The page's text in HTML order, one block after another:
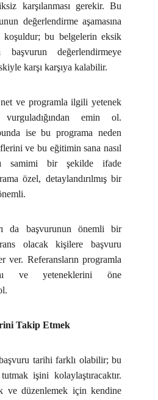
karşılanması gerekir. Bu
değerlendirme aşamasına
bu belgelerin eksik
başvurun değerlendirmeye
karşı karşıya kalabilir.
ve programla ilgili yetenek
emin ol.
ise bu programa neden
ve bu eğitimin sana nasıl
samimi bir şekilde ifade
özel, detaylandırılmış bir
da başvurunun önemli bir
olacak kişilere başvuru
ver. Referansların programla
ve yeteneklerini öne
Takip Etmek
tarihi farklı olabilir; bu
işini kolaylaştıracaktır.
ve düzenlemek için kendine